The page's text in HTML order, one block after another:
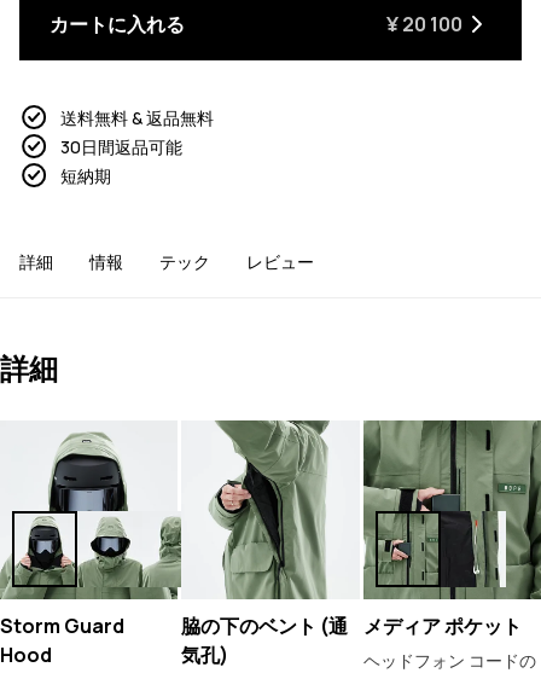
カートに入れる ¥ 20 100
送料無料 & 返品無料
30日間返品可能
短納期
詳細 情報 テック レビュー
詳細
Storm Guard
Hood
脇の下のベント (通
気孔)
メディア ポケット
ヘッドフォン コードの